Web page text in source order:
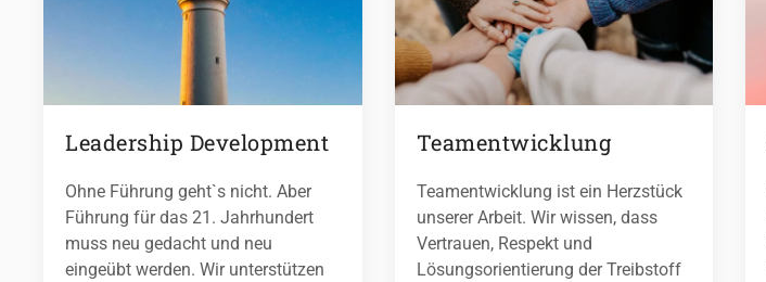
Leadership Development
Ohne Führung geht`s nicht. Aber
Führung für das 21. Jahrhundert
muss neu gedacht und neu
eingeübt werden. Wir unterstützen
Teamentwicklung
Teamentwicklung ist ein Herzstück
unserer Arbeit. Wir wissen, dass
Vertrauen, Respekt und
Lösungsorientierung der Treibstoff